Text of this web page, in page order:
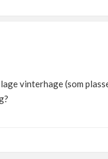
vinterhage (som